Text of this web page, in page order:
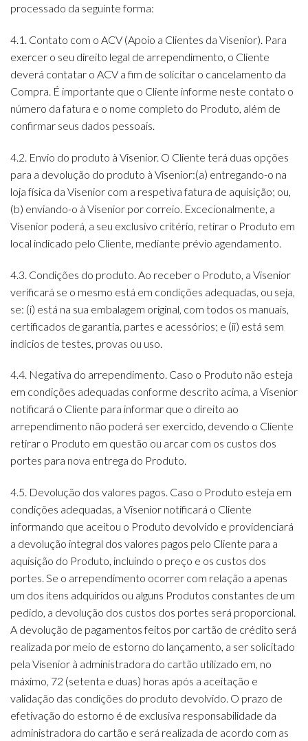
processado da seguinte forma:
4.1. Contato com o ACV (Apoio a Clientes da Visenior). Para
exercer o seu direito legal de arrependimento, o Cliente
deverá contatar o ACV a fim de solicitar o cancelamento da
Compra. É importante que o Cliente informe neste contato o
número da fatura e o nome completo do Produto, além de
confirmar seus dados pessoais.
4.2. Envio do produto à Visenior. O Cliente terá duas opções
para a devolução do produto à Visenior:(a) entregando-o na
loja física da Visenior com a respetiva fatura de aquisição; ou,
(b) enviando-o à Visenior por correio. Excecionalmente, a
Visenior poderá, a seu exclusivo critério, retirar o Produto em
local indicado pelo Cliente, mediante prévio agendamento.
4.3. Condições do produto. Ao receber o Produto, a Visenior
verificará se o mesmo está em condições adequadas, ou seja,
se: (i) está na sua embalagem original, com todos os manuais,
certificados de garantia, partes e acessórios; e (ii) está sem
indícios de testes, provas ou uso.
4.4. Negativa do arrependimento. Caso o Produto não esteja
em condições adequadas conforme descrito acima, a Visenior
notificará o Cliente para informar que o direito ao
arrependimento não poderá ser exercido, devendo o Cliente
retirar o Produto em questão ou arcar com os custos dos
portes para nova entrega do Produto.
4.5. Devolução dos valores pagos. Caso o Produto esteja em
condições adequadas, a Visenior notificará o Cliente
informando que aceitou o Produto devolvido e providenciará
a devolução integral dos valores pagos pelo Cliente para a
aquisição do Produto, incluindo o preço e os custos dos
portes. Se o arrependimento ocorrer com relação a apenas
um dos itens adquiridos ou alguns Produtos constantes de um
pedido, a devolução dos custos dos portes será proporcional.
A devolução de pagamentos feitos por cartão de crédito será
realizada por meio de estorno do lançamento, a ser solicitado
pela Visenior à administradora do cartão utilizado em, no
máximo, 72 (setenta e duas) horas após a aceitação e
validação das condições do produto devolvido. O prazo de
efetivação do estorno é de exclusiva responsabilidade da
administradora do cartão e será realizada de acordo com as